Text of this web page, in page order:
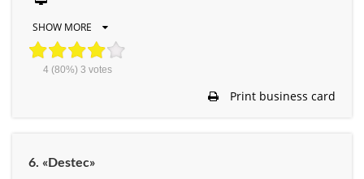
SHOW MORE
4(80%) 3 votes
Print business card
6. «Destec»